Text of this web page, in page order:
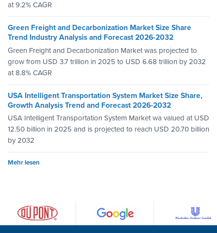
at 9.2% CAGR
Green Freight and Decarbonization Market Size Share
Trend Industry Analysis and Forecast 2026-2032
Green Freight and Decarbonization Market was projected to
grow from USD 3.7 trillion in 2025 to USD 6.68 trillion by 2032
at 8.8% CAGR
USA Intelligent Transportation System Market Size Share,
Growth Analysis Trend and Forecast 2026-2032
USA Intelligent Transportation System Market wa valued at USD
12.50 billion in 2025 and is projected to reach USD 20.70 billion
by 2032
Mehr lesen